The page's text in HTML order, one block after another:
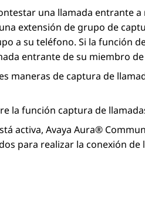
una llamada entrante
extensión de grupo de
a su teléfono. Si la función
entrante de su miembro
maneras de captura de
la función captura de
activa, Avaya Aura®
para realizar la conexión de